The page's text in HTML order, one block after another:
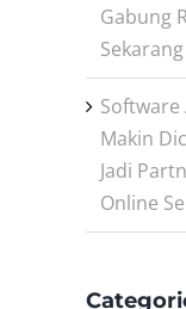
Gabung
Sekarang
Makin
Jadi
Online